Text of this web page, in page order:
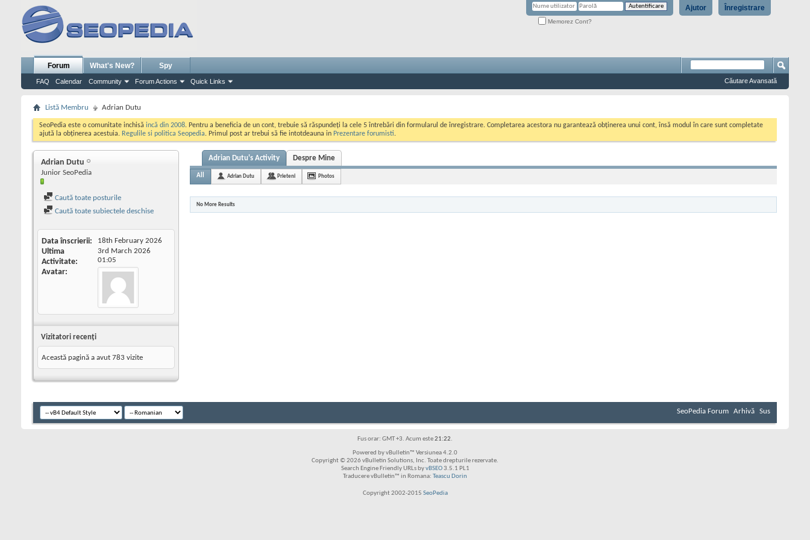
Înregistrare
Ajutor
Memorez Cont?
Forum
FAQ Calendar Community Forum Actions Quick Links
What's New? Spy
Căutare Avansată
Listă Membru Adrian Dutu
SeoPedia este o comunitate inchisă incă din 2008. Pentru a beneficia de un cont, trebuie să răspundeți la cele 5 întrebări din formularul de înregistrare. Completarea acestora nu garantează obținerea unui cont, însă modul în care sunt completate
ajută la obținerea acestuia. Regulile si politica Seopedia. Primul post ar trebui să fie intotdeauna in Prezentare forumisti.
Adrian Dutu
Junior SeoPedia
Caută toate posturile
Caută toate subiectele deschise
Data înscrierii 18th February 2026
Ultima
Activitate
3rd March 2026
01:05
Avatar
Vizitatori recenţi
Această pagină a avut 783 vizite
Adrian Dutu's Activity Despre Mine
All Adrian Dutu Prieteni Photos
No More Results
SeoPedia Forum Arhivă Sus
Fus orar: GMT +3. Acum este21:22.
Powered by vBulletin™ Versiunea 4.2.0
Copyright © 2026 vBulletin Solutions, Inc. Toate drepturile rezervate.
Search Engine Friendly URLs byvBSEO3.5.1 PL1
Traducere vBulletin™ in Romana: Teascu Dorin
Copyright 2002-2015 SeoPedia